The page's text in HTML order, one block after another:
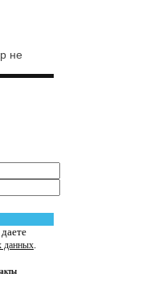
не
данных.